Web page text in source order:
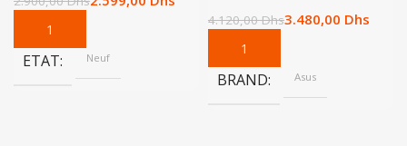
ETAT Neuf
4.120,00Dhs3.480,00 Dhs
BRAND Asus